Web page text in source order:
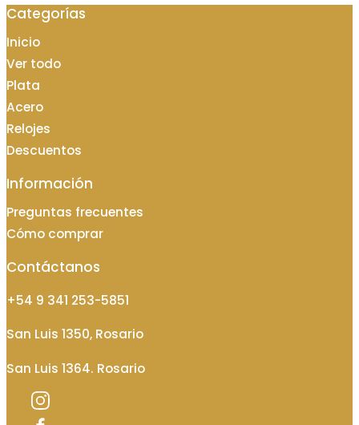
Categorías
Inicio
Ver todo
Plata
Acero
Relojes
Descuentos
Información
Preguntas frecuentes
Cómo comprar
Contáctanos
+54 9 341 253-5851
San Luis 1350, Rosario
San Luis 1364. Rosario